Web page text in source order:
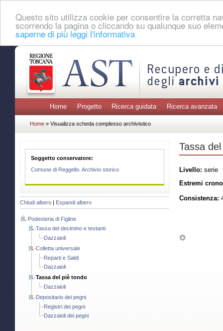
Questo sito utilizza cookie per consentire la corretta
scorrendo la pagina o cliccando su qualunque suo
saperne di più leggi l'informativa
Home Progetto Ricerca guidata Ricerca avanzata
Home » Visualizza scheda complesso archivistico
Soggetto conservatore:
Comune di Reggello. Archivio storico
Chiudi albero Espandi albero
Podesteria di Figline
Tassa del decimino e testanti
Dazzaioli
Colletta universale
Reparti e Saldi
Dazzaioli
Tassa del piè tondo
Dazzaioli
Depositario dei pegni
Registri dei pegni
Dazzaioli dei pegni
Tassa
Livello: serie
Estremi
Consistenza: